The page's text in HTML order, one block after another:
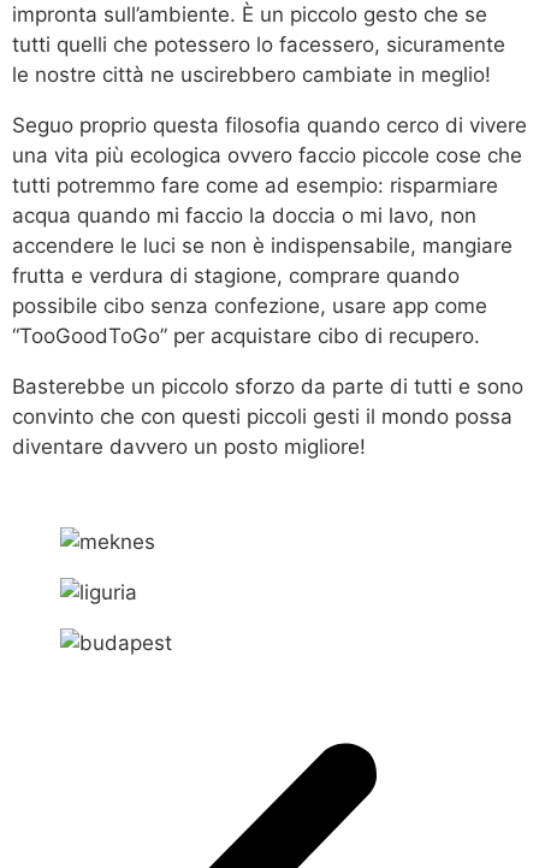
impronta sull’ambiente. È un piccolo gesto che se
tutti quelli che potessero lo facessero, sicuramente
le nostre città ne uscirebbero cambiate in meglio!
Seguo proprio questa filosofia quando cerco di vivere
una vita più ecologica ovvero faccio piccole cose che
tutti potremmo fare come ad esempio: risparmiare
acqua quando mi faccio la doccia o mi lavo, non
accendere le luci se non è indispensabile, mangiare
frutta e verdura di stagione, comprare quando
possibile cibo senza confezione, usare app come
“TooGoodToGo” per acquistare cibo di recupero.
Basterebbe un piccolo sforzo da parte di tutti e sono
convinto che con questi piccoli gesti il mondo possa
diventare davvero un posto migliore!